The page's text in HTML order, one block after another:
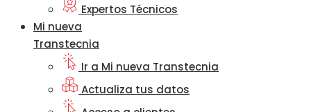
Expertos Técnicos
Mi nueva
Transtecnia
Ir a Mi nueva Transtecnia
Actualiza tus datos